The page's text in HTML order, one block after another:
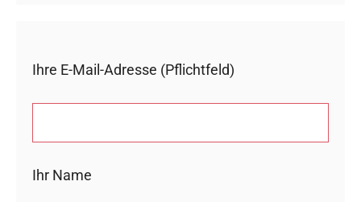
Ihre E-Mail-Adresse (Pflichtfeld)
Ihr Name